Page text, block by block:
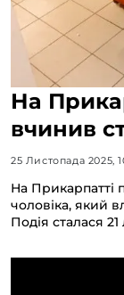
На
вчинив
25 Листопада 2025,
На Прикарпатті
чоловіка, який
Подія сталася